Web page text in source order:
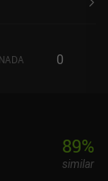
la
la que nos
en su mayor
explorar
ayudar, comprar
0
89%
similar